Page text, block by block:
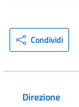
Condividi
Direzione